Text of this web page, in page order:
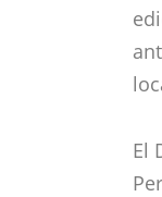
El